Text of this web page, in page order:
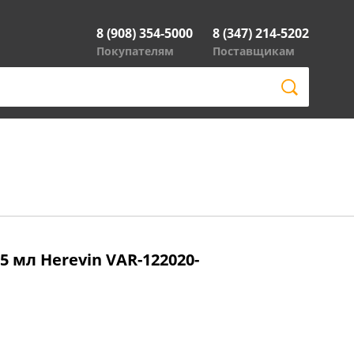
8 (908) 354-5000
Покупателям
8 (347) 214-5202
Поставщикам
мл Herevin VAR-122020-